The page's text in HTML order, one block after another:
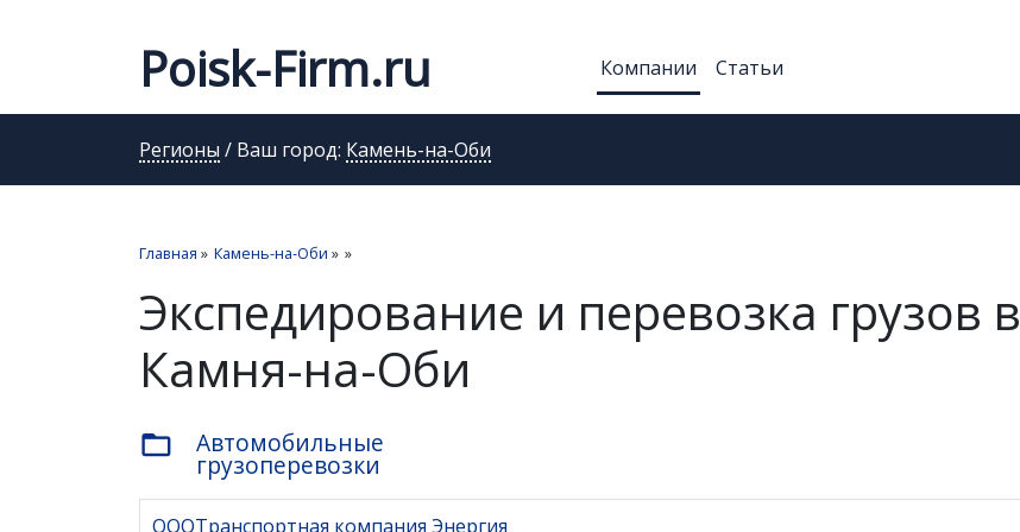
Poisk-Firm.ru Компании Статьи
Регионы / Ваш город: Камень-на-Оби
Главная » Камень-на-Оби » »
Экспедирование и перевозка грузов в
Камня-на-Оби
folder_open Автомобильные
грузоперевозки
ОООТранспортная компания Энергия